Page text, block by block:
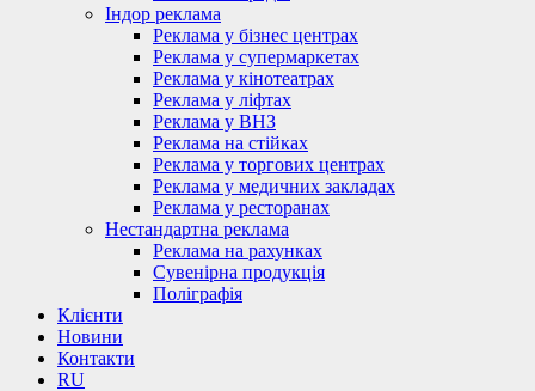
Індор реклама
Реклама у бізнес центрах
Реклама у супермаркетах
Реклама у кінотеатрах
Реклама у ліфтах
Реклама у ВНЗ
Реклама на стійках
Реклама у торгових центрах
Реклама у медичних закладах
Реклама у ресторанах
Нестандартна реклама
Реклама на рахунках
Сувенірна продукція
Поліграфія
Клієнти
Новини
Контакти
RU